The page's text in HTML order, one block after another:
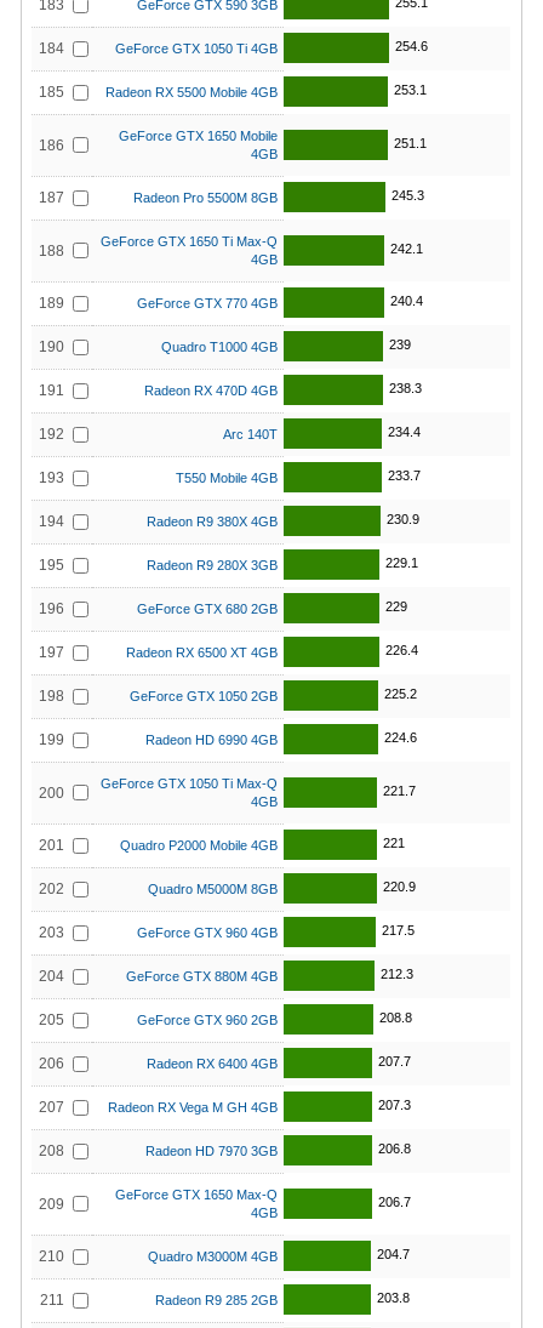
183 GeForce GTX 590 3GB
184 GeForce GTX 1050 Ti 4GB 254.6
185 Radeon RX 5500 Mobile 4GB 253.1
186
GeForce GTX 1650 Mobile
4GB
251.1
187 Radeon Pro 5500M 8GB 245.3
188
GeForce GTX 1650 Ti Max-Q
4GB
242.1
189 GeForce GTX 770 4GB 240.4
190 Quadro T1000 4GB 239
191 Radeon RX 470D 4GB 238.3
192 Arc 140T 234.4
193 T550 Mobile 4GB 233.7
194 Radeon R9 380X 4GB 230.9
195 Radeon R9 280X 3GB 229.1
196 GeForce GTX 680 2GB 229
197 Radeon RX 6500 XT 4GB 226.4
198 GeForce GTX 1050 2GB 225.2
199 Radeon HD 6990 4GB 224.6
200
GeForce GTX 1050 Ti Max-Q
4GB
221.7
201 Quadro P2000 Mobile 4GB 221
202 Quadro M5000M 8GB 220.9
203 GeForce GTX 960 4GB 217.5
204 GeForce GTX 880M 4GB 212.3
205 GeForce GTX 960 2GB 208.8
206 Radeon RX 6400 4GB 207.7
207 Radeon RX Vega M GH 4GB 207.3
208 Radeon HD 7970 3GB 206.8
209
GeForce GTX 1650 Max-Q
4GB
206.7
210 Quadro M3000M 4GB 204.7
211 Radeon R9 285 2GB 203.8